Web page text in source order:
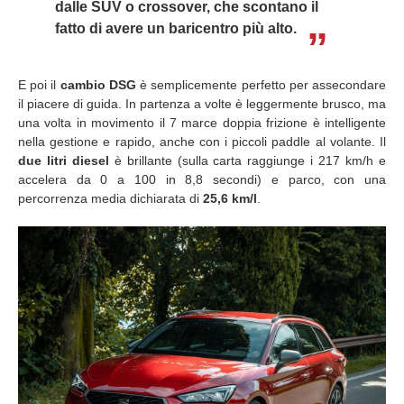
dalle SUV o crossover, che scontano il
fatto di avere un baricentro più alto.
E poi il cambio DSG è semplicemente perfetto per assecondare
il piacere di guida. In partenza a volte è leggermente brusco, ma
una volta in movimento il 7 marce doppia frizione è intelligente
nella gestione e rapido, anche con i piccoli paddle al volante. Il
due litri diesel è brillante (sulla carta raggiunge i 217 km/h e
accelera da 0 a 100 in 8,8 secondi) e parco, con una
percorrenza media dichiarata di 25,6 km/l